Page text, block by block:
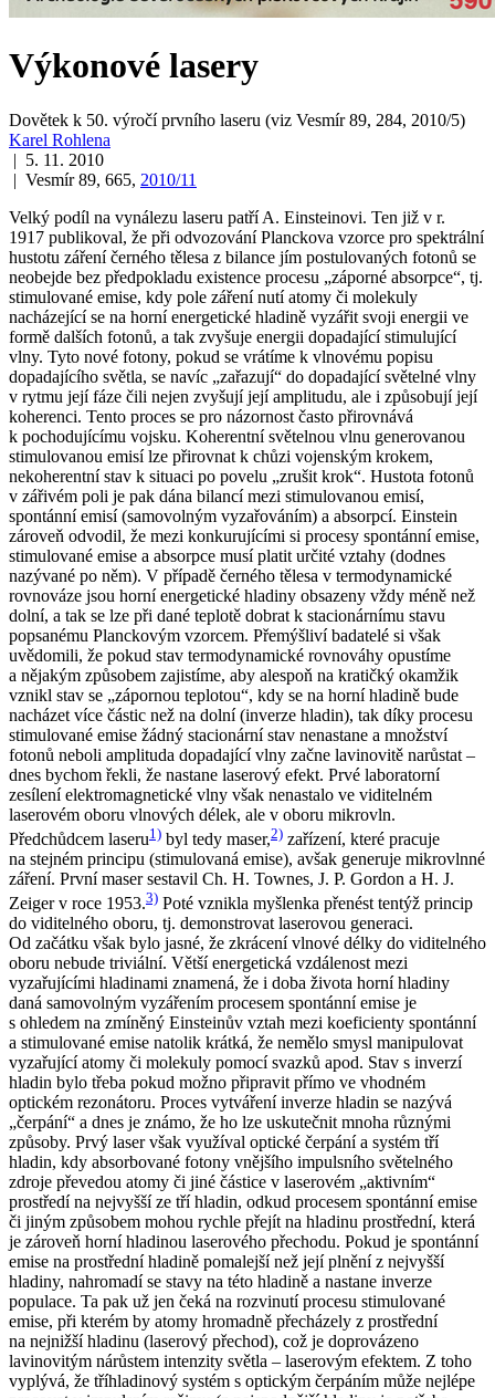
Výkonové lasery
Dovětek k 50. výročí prvního laseru (viz Vesmír 89, 284, 2010/5)
Karel Rohlena
| 5. 11. 2010
| Vesmír 89, 665, 2010/11
Velký podíl na vynálezu laseru patří A. Einsteinovi. Ten již v r.
1917 publikoval, že při odvozování Planckova vzorce pro spektrální
hustotu záření černého tělesa z bilance jím postulovaných fotonů se
neobejde bez předpokladu existence procesu „záporné absorpce“, tj.
stimulované emise, kdy pole záření nutí atomy či molekuly
nacházející se na horní energetické hladině vyzářit svoji energii ve
formě dalších fotonů, a tak zvyšuje energii dopadající stimulující
vlny. Tyto nové fotony, pokud se vrátíme k vlnovému popisu
dopadajícího světla, se navíc „zařazují“ do dopadající světelné vlny
v rytmu její fáze čili nejen zvyšují její amplitudu, ale i způsobují její
koherenci. Tento proces se pro názornost často přirovnává
k pochodujícímu vojsku. Koherentní světelnou vlnu generovanou
stimulovanou emisí lze přirovnat k chůzi vojenským krokem,
nekoherentní stav k situaci po povelu „zrušit krok“. Hustota fotonů
v zářivém poli je pak dána bilancí mezi stimulovanou emisí,
spontánní emisí (samovolným vyzařováním) a absorpcí. Einstein
zároveň odvodil, že mezi konkurujícími si procesy spontánní emise,
stimulované emise a absorpce musí platit určité vztahy (dodnes
nazývané po něm). V případě černého tělesa v termodynamické
rovnováze jsou horní energetické hladiny obsazeny vždy méně než
dolní, a tak se lze při dané teplotě dobrat k stacionárnímu stavu
popsanému Planckovým vzorcem. Přemýšliví badatelé si však
uvědomili, že pokud stav termodynamické rovnováhy opustíme
a nějakým způsobem zajistíme, aby alespoň na kratičký okamžik
vznikl stav se „zápornou teplotou“, kdy se na horní hladině bude
nacházet více částic než na dolní (inverze hladin), tak díky procesu
stimulované emise žádný stacionární stav nenastane a množství
fotonů neboli amplituda dopadající vlny začne lavinovitě narůstat –
dnes bychom řekli, že nastane laserový efekt. Prvé laboratorní
zesílení elektromagnetické vlny však nenastalo ve viditelném
laserovém oboru vlnových délek, ale v oboru mikrovln.
Předchůdcem laseru1) byl tedy maser,2) zařízení, které pracuje
na stejném principu (stimulovaná emise), avšak generuje mikrovlnné
záření. První maser sestavil Ch. H. Townes, J. P. Gordon a H. J.
Zeiger v roce 1953.3) Poté vznikla myšlenka přenést tentýž princip
do viditelného oboru, tj. demonstrovat laserovou generaci.
Od začátku však bylo jasné, že zkrácení vlnové délky do viditelného
oboru nebude triviální. Větší energetická vzdálenost mezi
vyzařujícími hladinami znamená, že i doba života horní hladiny
daná samovolným vyzářením procesem spontánní emise je
s ohledem na zmíněný Einsteinův vztah mezi koeficienty spontánní
a stimulované emise natolik krátká, že nemělo smysl manipulovat
vyzařující atomy či molekuly pomocí svazků apod. Stav s inverzí
hladin bylo třeba pokud možno připravit přímo ve vhodném
optickém rezonátoru. Proces vytváření inverze hladin se nazývá
„čerpání“ a dnes je známo, že ho lze uskutečnit mnoha různými
způsoby. Prvý laser však využíval optické čerpání a systém tří
hladin, kdy absorbované fotony vnějšího impulsního světelného
zdroje převedou atomy či jiné částice v laserovém „aktivním“
prostředí na nejvyšší ze tří hladin, odkud procesem spontánní emise
či jiným způsobem mohou rychle přejít na hladinu prostřední, která
je zároveň horní hladinou laserového přechodu. Pokud je spontánní
emise na prostřední hladině pomalejší než její plnění z nejvyšší
hladiny, nahromadí se stavy na této hladině a nastane inverze
populace. Ta pak už jen čeká na rozvinutí procesu stimulované
emise, při kterém by atomy hromadně přecházely z prostřední
na nejnižší hladinu (laserový přechod), což je doprovázeno
lavinovitým nárůstem intenzity světla – laserovým efektem. Z toho
vyplývá, že tříhladinový systém s optickým čerpáním může nejlépe